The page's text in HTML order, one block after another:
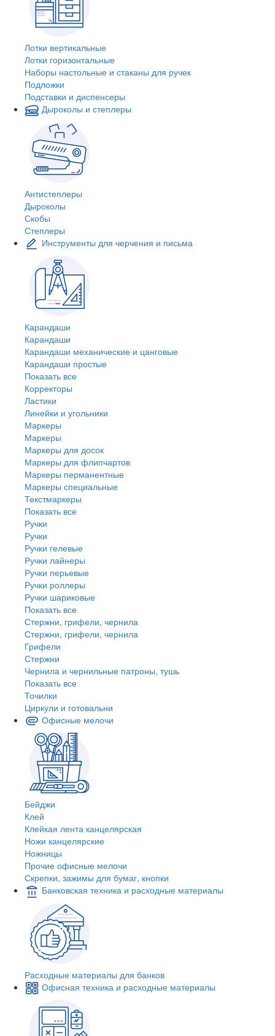
Лотки вертикальные
Лотки горизонтальные
Наборы настольные и стаканы для ручек
Подложки
Подставки и диспенсеры
Дыроколы и степлеры
Антистеплеры
Дыроколы
Скобы
Степлеры
Инструменты для черчения и письма
Карандаши
Карандаши
Карандаши механические и цанговые
Карандаши простые
Показать все
Корректоры
Ластики
Линейки и угольники
Маркеры
Маркеры
Маркеры для досок
Маркеры для флипчартов
Маркеры перманентные
Маркеры специальные
Текстмаркеры
Показать все
Ручки
Ручки
Ручки гелевые
Ручки лайнеры
Ручки перьевые
Ручки роллеры
Ручки шариковые
Показать все
Стержни, грифели, чернила
Стержни, грифели, чернила
Грифели
Стержни
Чернила и чернильные патроны, тушь
Показать все
Точилки
Циркули и готовальни
Офисные мелочи
Бейджи
Клей
Клейкая лента канцелярская
Ножи канцелярские
Ножницы
Прочие офисные мелочи
Скрепки, зажимы для бумаг, кнопки
Банковская техника и расходные материалы
Расходные материалы для банков
Офисная техника и расходные материалы